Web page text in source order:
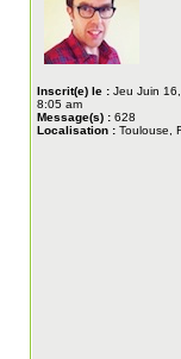
Inscrit(e) le : Jeu Juin
8:05 am
Message(s) : 628
Localisation : Toulouse,